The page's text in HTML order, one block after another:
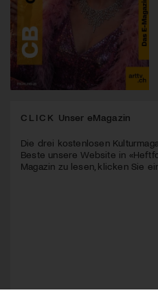
CLICK Unser eMagazin
Die drei kostenlosen
Beste unsere Website in
Magazin zu lesen, klicken Sie